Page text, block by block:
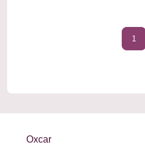
1
Oxcar